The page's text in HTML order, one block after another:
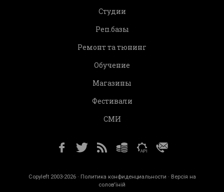
Студии
Реп.базы
Ремонт та тюнинг
Обучение
Магазины
Фестивали
СМИ
Copyleft 2003-2026 · Политика конфиденциальности · Версія на
солов'їній